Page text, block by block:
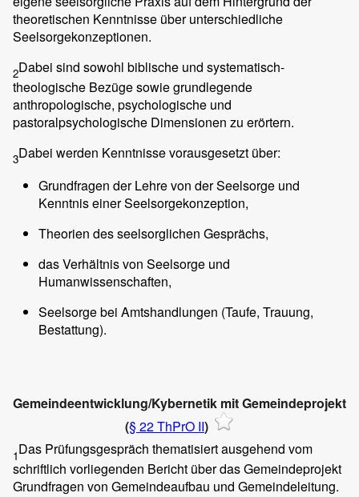
theoretischen Kenntnisse über unterschiedliche
Seelsorgekonzeptionen.
2Dabei sind sowohl biblische und systematisch-
theologische Bezüge sowie grundlegende
anthropologische, psychologische und
pastoralpsychologische Dimensionen zu erörtern.
3Dabei werden Kenntnisse vorausgesetzt über:
Grundfragen der Lehre von der Seelsorge und
Kenntnis einer Seelsorgekonzeption,
Theorien des seelsorglichen Gesprächs,
das Verhältnis von Seelsorge und
Humanwissenschaften,
Seelsorge bei Amtshandlungen (Taufe, Trauung,
Bestattung).
Gemeindeentwicklung/Kybernetik mit Gemeindeprojekt
(§ 22 ThPrO II)
1Das Prüfungsgespräch thematisiert ausgehend vom
schriftlich vorliegenden Bericht über das Gemeindeprojekt
Grundfragen von Gemeindeaufbau und Gemeindeleitung.